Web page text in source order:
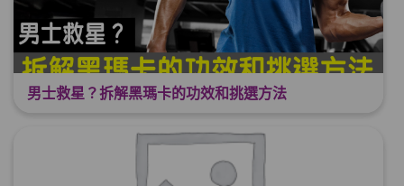
男士救星？拆解黑瑪卡的功效和挑選方法